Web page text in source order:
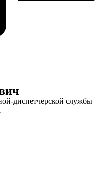
диспетчерской службы